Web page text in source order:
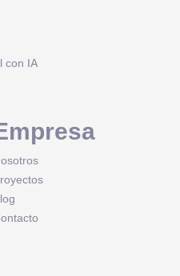
con IA